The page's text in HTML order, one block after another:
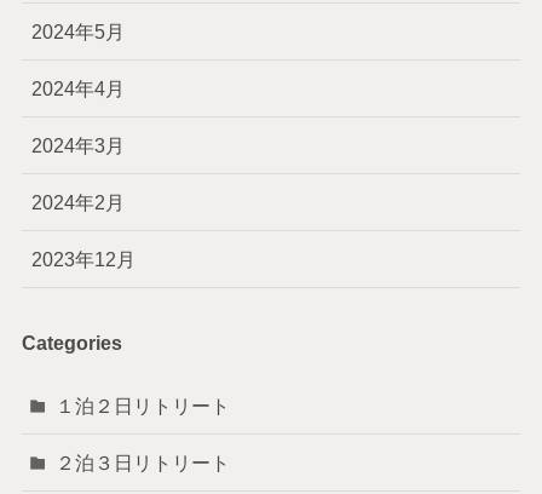
2024年5月
2024年4月
2024年3月
2024年2月
2023年12月
Categories
１泊２日リトリート
２泊３日リトリート